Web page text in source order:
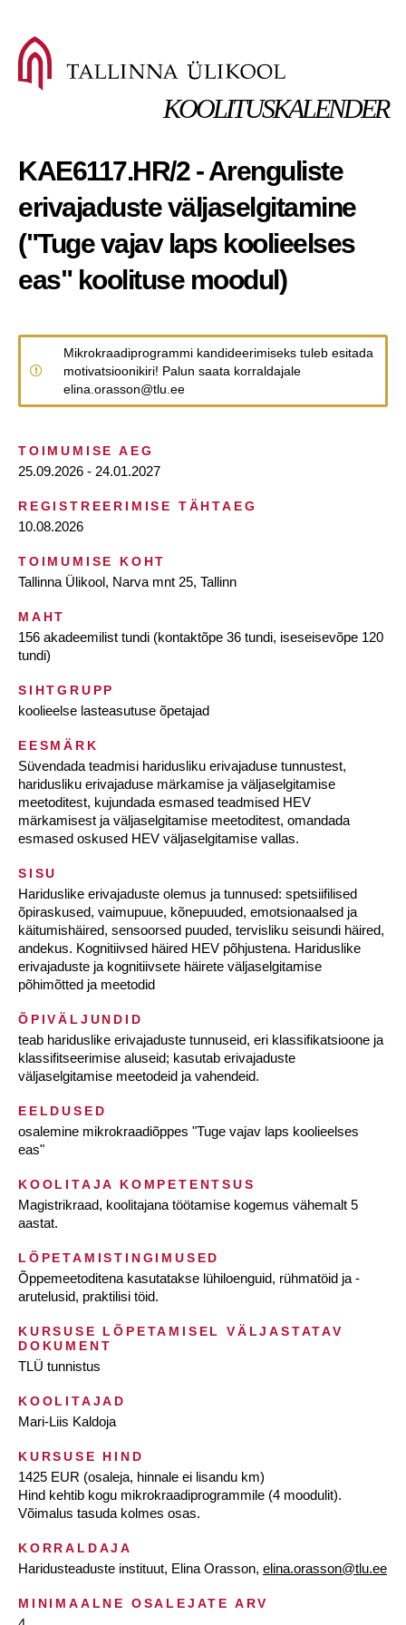
KOOLITUSKALENDER
KAE6117.HR/2 - Arenguliste
erivajaduste väljaselgitamine
("Tuge vajav laps koolieelses
eas" koolituse moodul)
Mikrokraadiprogrammi kandideerimiseks tuleb esitada
motivatsioonikiri! Palun saata korraldajale
elina.orasson@tlu.ee
TOIMUMISE AEG
25.09.2026 - 24.01.2027
REGISTREERIMISE TÄHTAEG
10.08.2026
TOIMUMISE KOHT
Tallinna Ülikool, Narva mnt 25, Tallinn
MAHT
156 akadeemilist tundi (kontaktõpe 36 tundi, iseseisevõpe 120
tundi)
SIHTGRUPP
koolieelse lasteasutuse õpetajad
EESMÄRK
Süvendada teadmisi haridusliku erivajaduse tunnustest,
haridusliku erivajaduse märkamise ja väljaselgitamise
meetoditest, kujundada esmased teadmised HEV
märkamisest ja väljaselgitamise meetoditest, omandada
esmased oskused HEV väljaselgitamise vallas.
SISU
Hariduslike erivajaduste olemus ja tunnused: spetsiifilised
õpiraskused, vaimupuue, kõnepuuded, emotsionaalsed ja
käitumishäired, sensoorsed puuded, tervisliku seisundi häired,
andekus. Kognitiivsed häired HEV põhjustena. Hariduslike
erivajaduste ja kognitiivsete häirete väljaselgitamise
põhimõtted ja meetodid
ÕPIVÄLJUNDID
teab hariduslike erivajaduste tunnuseid, eri klassifikatsioone ja
klassifitseerimise aluseid; kasutab erivajaduste
väljaselgitamise meetodeid ja vahendeid.
EELDUSED
osalemine mikrokraadiõppes "Tuge vajav laps koolieelses
eas"
KOOLITAJA KOMPETENTSUS
Magistrikraad, koolitajana töötamise kogemus vähemalt 5
aastat.
LÕPETAMISTINGIMUSED
Õppemeetoditena kasutatakse lühiloenguid, rühmatöid ja -
arutelusid, praktilisi töid.
KURSUSE LÕPETAMISEL VÄLJASTATAV
DOKUMENT
TLÜ tunnistus
KOOLITAJAD
Mari-Liis Kaldoja
KURSUSE HIND
1425 EUR (osaleja, hinnale ei lisandu km)
Hind kehtib kogu mikrokraadiprogrammile (4 moodulit).
Võimalus tasuda kolmes osas.
KORRALDAJA
Haridusteaduste instituut, Elina Orasson, elina.orasson@tlu.ee
MINIMAALNE OSALEJATE ARV